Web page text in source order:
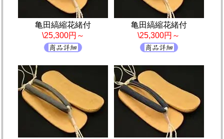
亀田縞縮花緒付
\25,300円～
亀田縞縮花緒付
\25,300円～